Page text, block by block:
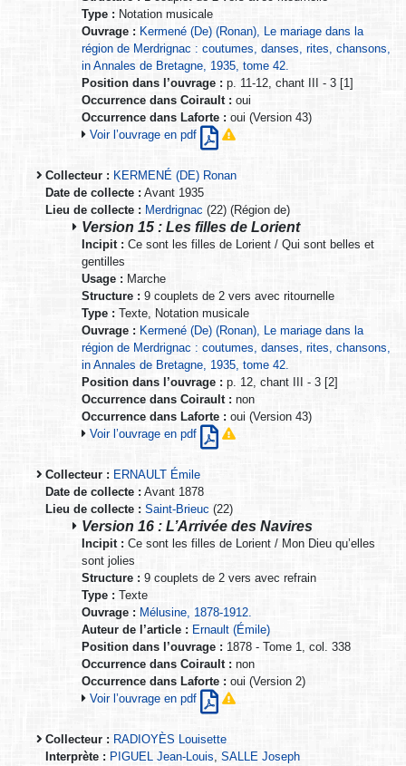
Type : Notation musicale
Ouvrage : Kermené (De) (Ronan), Le mariage dans la
région de Merdrignac : coutumes, danses, rites, chansons,
in Annales de Bretagne, 1935, tome 42.
Position dans l’ouvrage : p. 11-12, chant III - 3 [1]
Occurrence dans Coirault : oui
Occurrence dans Laforte : oui (Version 43)
Voir l’ouvrage en pdf
Collecteur : KERMENÉ (DE) Ronan
Date de collecte : Avant 1935
Lieu de collecte : Merdrignac (22) (Région de)
Version 15 : Les filles de Lorient
Incipit : Ce sont les filles de Lorient / Qui sont belles et
gentilles
Usage : Marche
Structure : 9 couplets de 2 vers avec ritournelle
Type : Texte, Notation musicale
Ouvrage : Kermené (De) (Ronan), Le mariage dans la
région de Merdrignac : coutumes, danses, rites, chansons,
in Annales de Bretagne, 1935, tome 42.
Position dans l’ouvrage : p. 12, chant III - 3 [2]
Occurrence dans Coirault : non
Occurrence dans Laforte : oui (Version 43)
Voir l’ouvrage en pdf
Collecteur : ERNAULT Émile
Date de collecte : Avant 1878
Lieu de collecte : Saint-Brieuc (22)
Version 16 : L’Arrivée des Navires
Incipit : Ce sont les filles de Lorient / Mon Dieu qu’elles
sont jolies
Structure : 9 couplets de 2 vers avec refrain
Type : Texte
Ouvrage : Mélusine, 1878-1912.
Auteur de l’article : Ernault (Émile)
Position dans l’ouvrage : 1878 - Tome 1, col. 338
Occurrence dans Coirault : non
Occurrence dans Laforte : oui (Version 2)
Voir l’ouvrage en pdf
Collecteur : RADIOYÈS Louisette
Interprète : PIGUEL Jean-Louis, SALLE Joseph